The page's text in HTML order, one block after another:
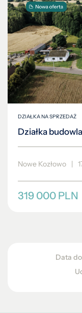
DZIAŁKA NA SPRZEDAŻ
Działka
Nowe Kozłowo
319 000 PLN
Data